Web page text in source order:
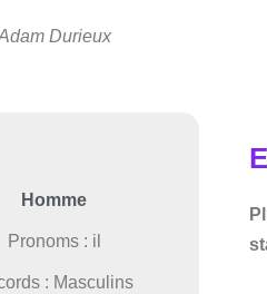
Durieux
Homme
Pronoms : il
: Masculins